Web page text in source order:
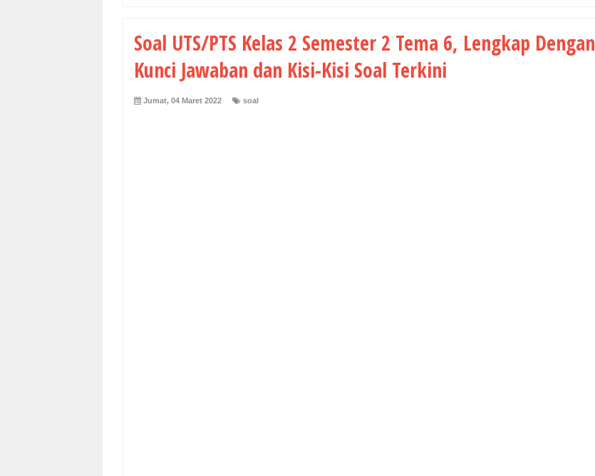
Soal UTS/PTS Kelas 2 Semester 2 Tema 6, Lengkap Dengan
Kunci Jawaban dan Kisi-Kisi Soal Terkini
Jumat, 04 Maret 2022 soal